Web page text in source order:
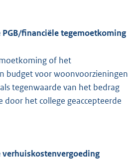
financiële tegemoetkoming
of het
budget voor woonvoorzieningen
tegenwaarde van het bedrag
door het college geaccepteerde